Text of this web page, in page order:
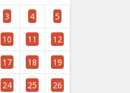
3 4 5
10 11 12
17 18 19
24 25 26